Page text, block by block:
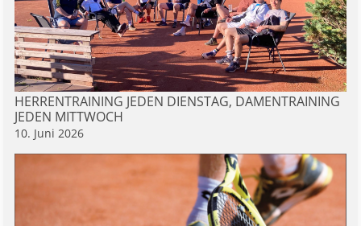
HERRENTRAINING JEDEN DIENSTAG, DAMENTRAINING
JEDEN MITTWOCH
10. Juni 2026